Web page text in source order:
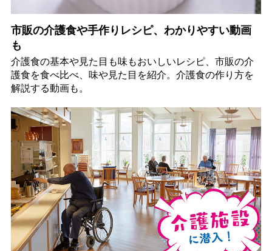
市販の介護食や手作りレシピ、わかりやすい動画
も
介護食の基本や見た目も味もおいしいレシピ、市販の介
護食を食べ比べ、味や見た目を紹介。介護食の作り方を
解説する動画も。